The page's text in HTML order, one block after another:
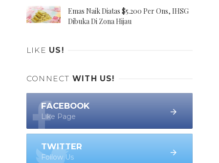
Emas Naik Diatas $5.200 Per Ons, IHSG
Dibuka Di Zona Hijau
LIKE US!
CONNECT WITH US!
FACEBOOK
Like Page
TWITTER
Follow Us